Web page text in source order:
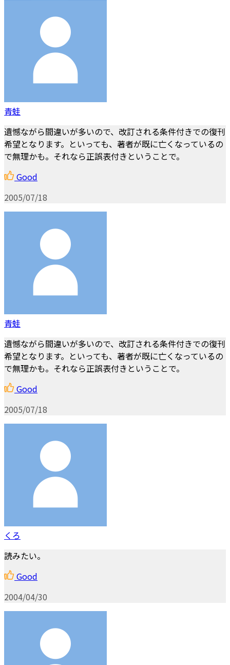
青蛙
遺憾ながら間違いが多いので、改訂される条件付きでの復刊
希望となります。といっても、著者が既に亡くなっているの
で無理かも。それなら正誤表付きということで。
Good
2005/07/18
青蛙
遺憾ながら間違いが多いので、改訂される条件付きでの復刊
希望となります。といっても、著者が既に亡くなっているの
で無理かも。それなら正誤表付きということで。
Good
2005/07/18
くろ
読みたい。
Good
2004/04/30